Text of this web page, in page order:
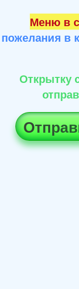
Меню в
пожелания в
Открытку